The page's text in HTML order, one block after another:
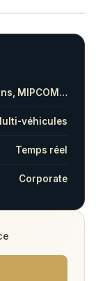
MIPCOM…
véhicules
Temps réel
Corporate